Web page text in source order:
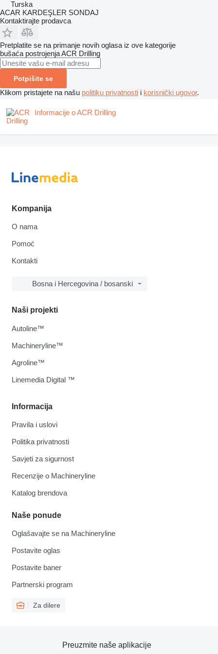
Turska
ACAR KARDEŞLER SONDAJ
Kontaktirajte prodavca
Pretplatite se na primanje novih oglasa iz ove kategorije
bušaća postrojenjaACR Drilling
Potpišite se
Klikom pristajete na našu politiku privatnosti i korisnički ugovor.
Informacije o ACR Drilling
Kompanija
O nama
Pomoć
Kontakti
Bosna i Hercegovina / bosanski
Informacija
Pravila i uslovi
Politika privatnosti
Savjeti za sigurnost
Recenzije o Machineryline
Katalog brendova
Naše ponude
Oglašavajte se na Machineryline
Postavite oglas
Postavite baner
Partnerski program
Za dilere
Naši projekti
Autoline™
Machineryline™
Agroline™
Linemedia Digital ™
Preuzmite naše aplikacije